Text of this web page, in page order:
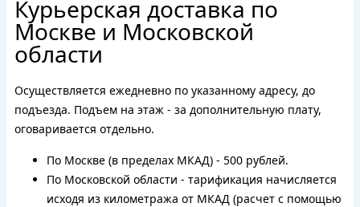
Курьерская доставка по
Москве и Московской
области
Осуществляется ежедневно по указанному адресу, до
подъезда. Подъем на этаж - за дополнительную плату,
оговаривается отдельно.
По Москве (в пределах МКАД) - 500 рублей.
По Московской области - тарификация начисляется
исходя из километража от МКАД (расчет с помощью